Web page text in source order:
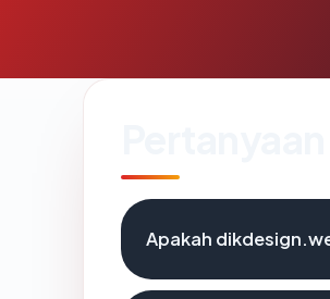
Apakah